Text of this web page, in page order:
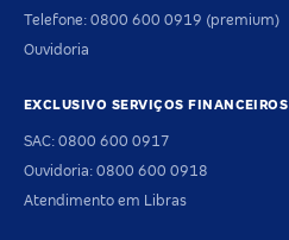
Telefone: 0800 600 0919 (premium)
Ouvidoria
EXCLUSIVO SERVIÇOS FINANCEIROS
SAC: 0800 600 0917
Ouvidoria: 0800 600 0918
Atendimento em Libras